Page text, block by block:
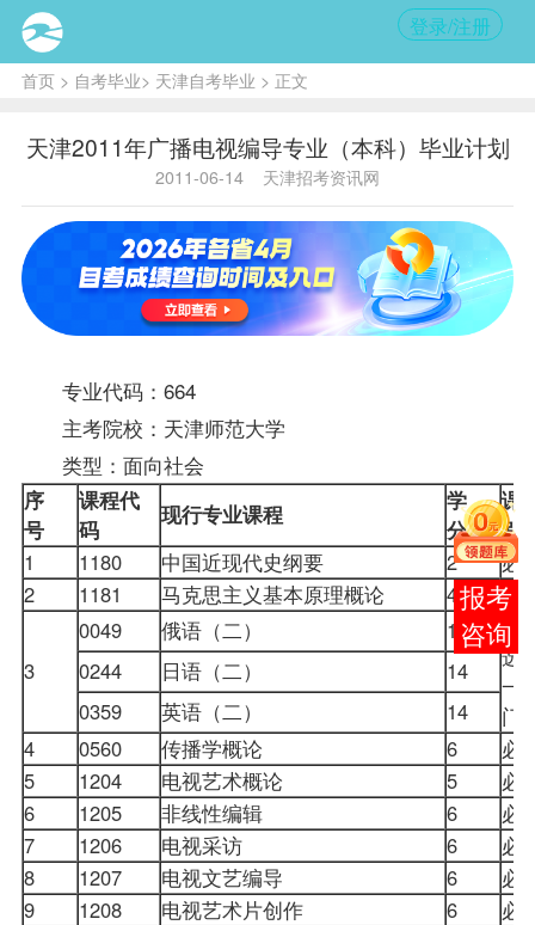
登录/注册
首页> 自考毕业> 天津自考毕业 > 正文
天津2011年广播电视编导专业（本科）毕业计划
2011-06-14 天津招考资讯网
专业代码：664
主考院校：天津师范大学
类型：面向社会
序
号
课程代
码
现行专业课程
学
分
课
别
1
1180 中国近现代史纲要 2
2
1181 马克思主义基本原理概论 4
3
0049 俄语（二） 14 任
选
一
0244 日语（二）
14
0359
英语（二）
14
4
0560 传播学概论 6
5
1204 电视艺术概论 5
6
1205 非线性编辑 6
7
1206 电视采访 6
8
1207 电视文艺编导 6
9
1208 电视艺术片创作 6
报考
咨询